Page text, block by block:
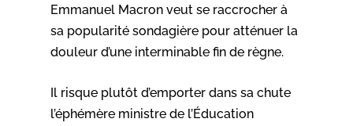
Emmanuel Macron veut se raccrocher à
sa popularité sondagière pour atténuer la
douleur d’une interminable fin de règne.
Il risque plutôt d’emporter dans sa chute
l’éphémère ministre de l’Éducation